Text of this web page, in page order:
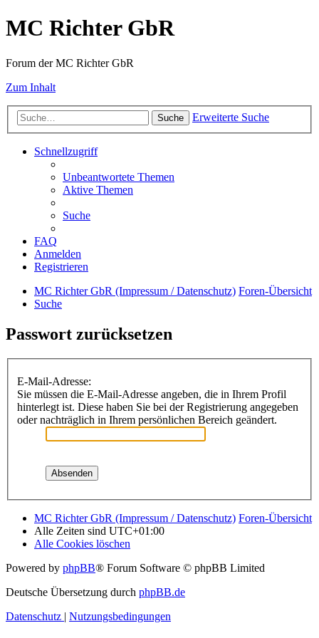
MC Richter GbR
Forum der MC Richter GbR
Zum Inhalt
Suche Erweiterte Suche
Schnellzugriff
Unbeantwortete Themen
Aktive Themen
Suche
FAQ
Anmelden
Registrieren
MC Richter GbR (Impressum / Datenschutz) Foren-Übersicht
Suche
Passwort zurücksetzen
E-Mail-Adresse:
Sie müssen die E-Mail-Adresse angeben, die in Ihrem Profil
hinterlegt ist. Diese haben Sie bei der Registrierung angegeben
oder nachträglich in Ihrem persönlichen Bereich geändert.
MC Richter GbR (Impressum / Datenschutz) Foren-Übersicht
Alle Zeiten sind UTC+01:00
Alle Cookies löschen
Powered by phpBB® Forum Software © phpBB Limited
Deutsche Übersetzung durch phpBB.de
Datenschutz | Nutzungsbedingungen